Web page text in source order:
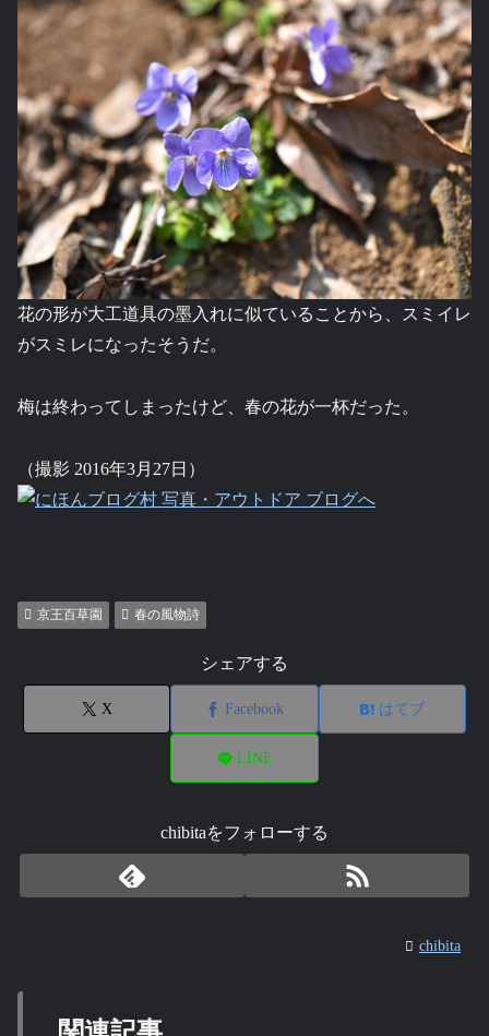
花の形が大工道具の墨入れに似ていることから、スミイレ
がスミレになったそうだ。
梅は終わってしまったけど、春の花が一杯だった。
（撮影 2016年3月27日）
京王百草園 春の風物詩
シェアする
X Facebook はてブ
LINE
chibitaをフォローする
chibita